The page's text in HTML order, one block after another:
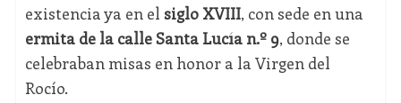
existencia ya en el siglo XVIII, con sede en una
ermita de la calle Santa Lucía n.º 9, donde se
celebraban misas en honor a la Virgen del
Rocío.